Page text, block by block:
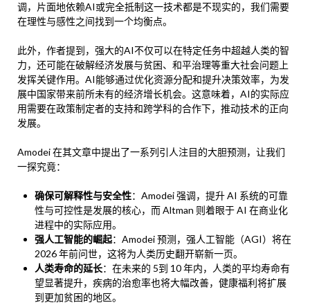
调，片面地依赖AI或完全抵制这一技术都是不现实的，我们需要
在理性与感性之间找到一个均衡点。
此外，作者提到，强大的AI不仅可以在特定任务中超越人类的智
力，还可能在破解经济发展与贫困、和平治理等重大社会问题上
发挥关键作用。AI能够通过优化资源分配和提升决策效率，为发
展中国家带来前所未有的经济增长机会。这意味着，AI的实际应
用需要在政策制定者的支持和跨学科的合作下，推动技术的正向
发展。
Amodei 在其文章中提出了一系列引人注目的大胆预测，让我们
一探究竟：
确保可解释性与安全性：Amodei 强调，提升 AI 系统的可靠
性与可控性是发展的核心，而 Altman 则着眼于 AI 在商业化
进程中的实际应用。
强人工智能的崛起：Amodei 预测，强人工智能（AGI）将在
2026 年前问世，这将为人类历史翻开崭新一页。
人类寿命的延长：在未来的 5到 10 年内，人类的平均寿命有
望显著提升，疾病的治愈率也将大幅改善，健康福利将扩展
到更加贫困的地区。